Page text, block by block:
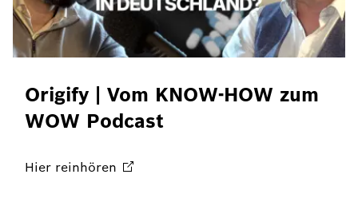
Origify | Vom KNOW-HOW zum
WOW Podcast
Hier reinhören